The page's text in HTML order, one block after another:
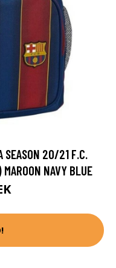
SEASON 20/21 F.C.
NAVY BLUE